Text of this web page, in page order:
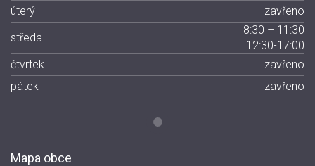
úterý
zavřeno
středa
8:30 – 11:30
12:30-17:00
čtvrtek
zavřeno
pátek
zavřeno
Mapa obce